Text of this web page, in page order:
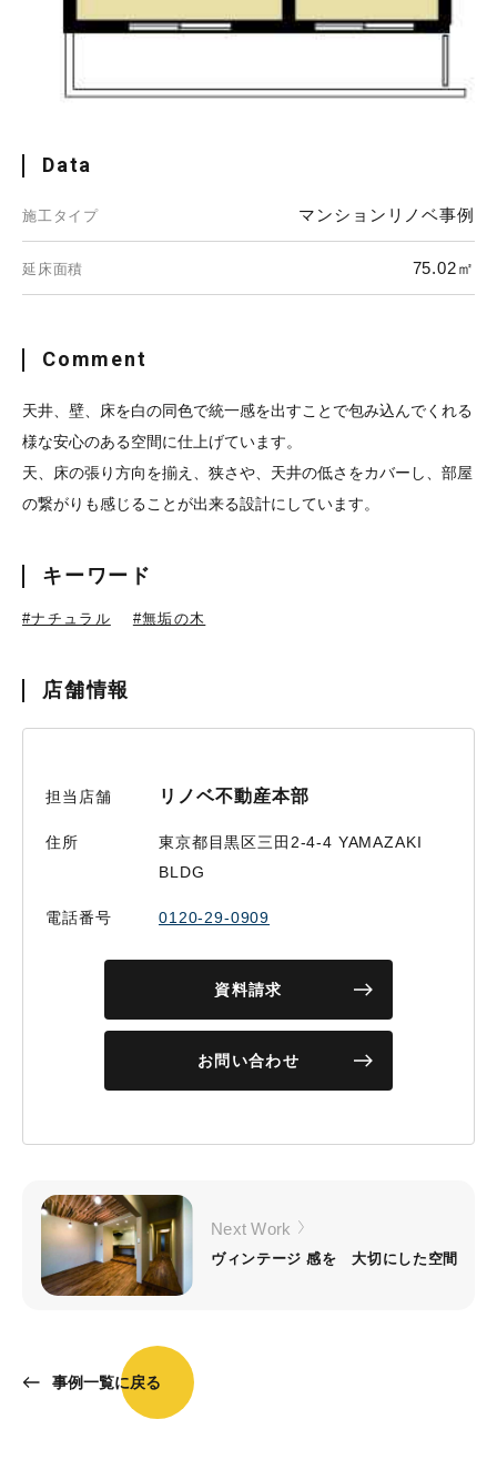
Data
施工タイプ マンションリノベ事例
延床面積 75.02㎡
Comment
天井、壁、床を白の同色で統一感を出すことで包み込んでくれる
様な安心のある空間に仕上げています。
天、床の張り方向を揃え、狭さや、天井の低さをカバーし、部屋
の繋がりも感じることが出来る設計にしています。
キーワード
#ナチュラル #無垢の木
店舗情報
担当店舗 リノベ不動産本部
住所
東京都目黒区三田2-4-4 YAMAZAKI
BLDG
電話番号 0120-29-0909
資料請求
お問い合わせ
事例一覧に戻る
Next Work
ヴィンテージ 感を 大切にした空間